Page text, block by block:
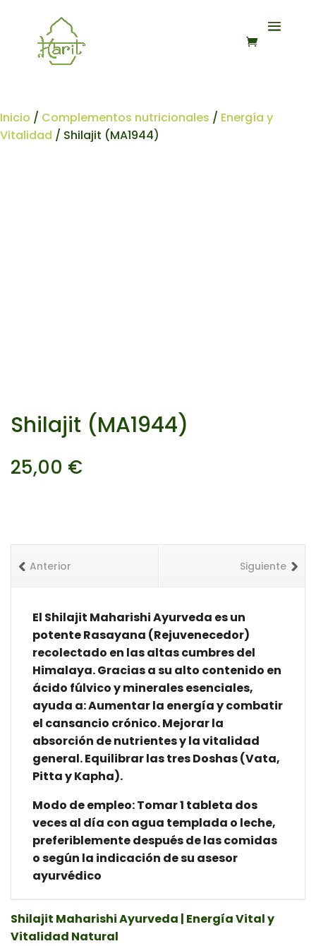
Inicio / Complementos nutricionales / Energía y
Vitalidad / Shilajit (MA1944)
Shilajit (MA1944)
25,00 €
Siguiente
Anterior
El Shilajit Maharishi Ayurveda es un
potente Rasayana (Rejuvenecedor)
recolectado en las altas cumbres del
Himalaya. Gracias a su alto contenido en
ácido fúlvico y minerales esenciales,
ayuda a: Aumentar la energía y combatir
el cansancio crónico. Mejorar la
absorción de nutrientes y la vitalidad
general. Equilibrar las tres Doshas (Vata,
Pitta y Kapha).
Modo de empleo: Tomar 1 tableta dos
veces al día con agua templada o leche,
preferiblemente después de las comidas
o según la indicación de su asesor
ayurvédico
Shilajit Maharishi Ayurveda | Energía Vital y
Vitalidad Natural